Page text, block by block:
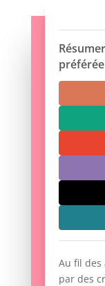
Au fil des
par des